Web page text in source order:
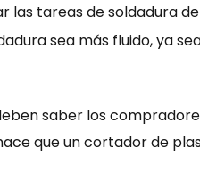
las tareas de soldadura
sea más fluido, ya
deben saber los
hace que un cortador de